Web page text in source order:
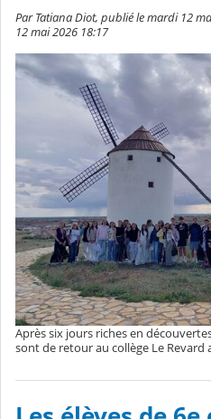
Par Tatiana Diot, publié le mardi 12
12 mai 2026 18:17
Après six jours riches en
sont de retour au collège Le Revard